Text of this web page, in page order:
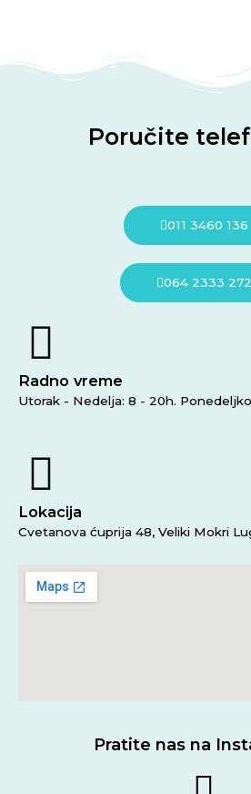
Poručite
011 3460 136
064 2333 272
Radno vreme
Utorak - Nedelja: 8 - 20h.
Lokacija
Cvetanova ćuprija 48, Veliki Mokri
Pratite nas na